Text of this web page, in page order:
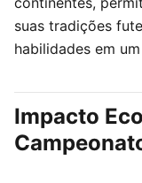
suas tradições
habilidades em
Impacto